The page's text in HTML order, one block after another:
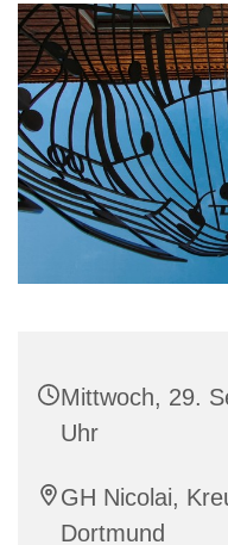
Mittwoch, 29.
Uhr
GH Nicolai,
Dortmund